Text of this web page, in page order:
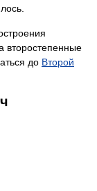
второстепенные
до Второй